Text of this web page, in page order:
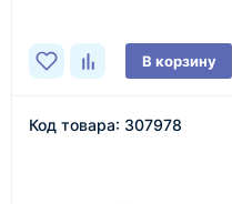
В корзину
Код товара: 307978